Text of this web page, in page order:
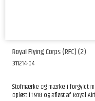
Royal Flying Corps (RFC) (2)
311214-04
Stofmærke og mærke i forgyldt
opløst i 1918 og afløst af Royal